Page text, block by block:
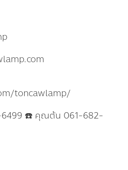
toncawlamp/
☎️ คุณต้น 061-682-